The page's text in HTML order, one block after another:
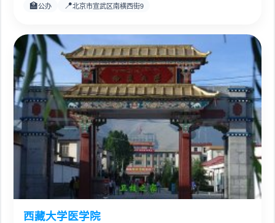
🏫公办 📍北京市宣武区南横西街9
西藏大学医学院